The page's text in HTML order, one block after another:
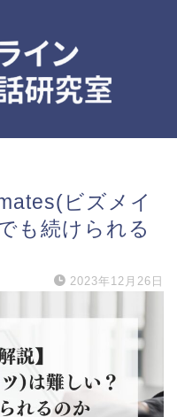
ビズメイ
も続けられる
2023年12月26日